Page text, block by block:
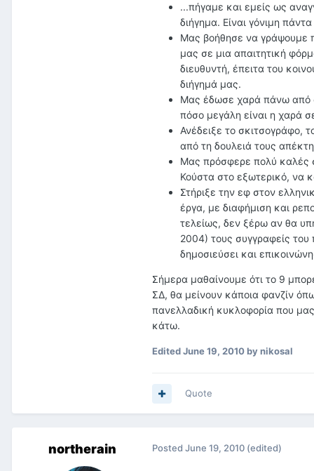
...πήγαμε και εμείς ως
διήγημα. Είναι γόνιμη
Μας βοήθησε να γράψουμε
μας σε μια απαιτητική
διευθυντή, έπειτα του
διήγημά μας.
Μας έδωσε χαρά πάνω από
πόσο μεγάλη είναι η χαρά
Ανέδειξε το σκιτσογράφο,
από τη δουλειά τους
Μας πρόσφερε πολύ καλές
Κούστα στο εξωτερικό, να
Στήριξε την εφ στον
έργα, με διαφήμιση και
τελείως, δεν ξέρω αν θα
2004) τους συγγραφείς
δημοσιεύσει και
Σήμερα μαθαίνουμε ότι το 9
ΣΔ, θα μείνουν κάποια φανζίν
πανελλαδική κυκλοφορία που
κάτω.
EditedJune 19, 2010by nikosal
Quote
northerain Posted June 19, 2010 (edited)